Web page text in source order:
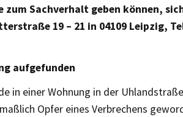
zum Sachverhalt geben können,
19 – 21 in 04109 Leipzig,
aufgefunden
in einer Wohnung in der
Opfer eines Verbrechens